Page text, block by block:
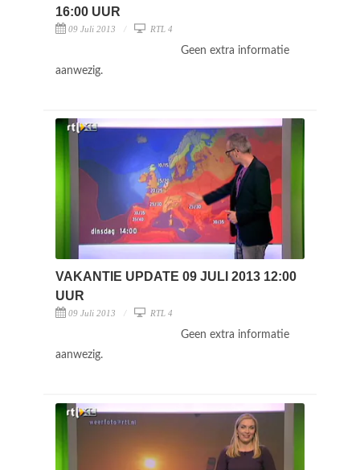
16:00 UUR
09 Juli 2013 RTL 4
Geen extra informatie
aanwezig.
VAKANTIE UPDATE 09 JULI 2013 12:00
UUR
09 Juli 2013 RTL 4
Geen extra informatie
aanwezig.